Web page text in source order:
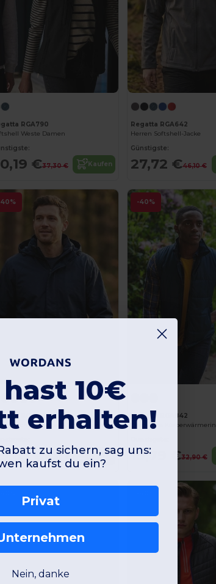
RGA790
Weste Damen
€37,30 € Kaufen
Regatta RGA642
Herren Softshell-Jacke
Günstigste:
27,72 €46,10 €
RGW461
Softshell-Jacke Herren
€ 65,90 € Kaufen
-40%
Regatta RGA842
Gesteppte Körperwärmerin
19,79 €32,90 €
10€
erhalten!
zu sichern, sag uns:
kaufst du ein?
Privat
Nein, danke